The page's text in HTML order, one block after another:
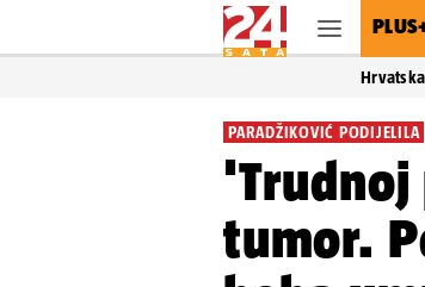
Hrvatska
PARADŽIKOVIĆ PODIJELILA
tumor.